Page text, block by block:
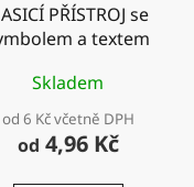
PŘÍSTROJ se
a textem
Skladem
od 6 Kč včetně DPH
od 4,96 Kč